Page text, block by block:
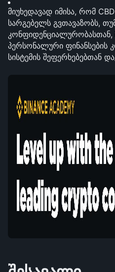
მიუხედავად იმისა, რომ
სარგებელს გვთავაზობს,
კონფიდენციალურობასთან,
პერსონალური
სისტემის შეფერხებებთან